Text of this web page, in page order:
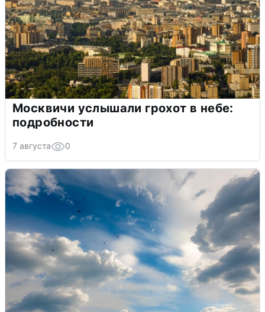
Москвичи услышали грохот в небе:
подробности
7 августа 0